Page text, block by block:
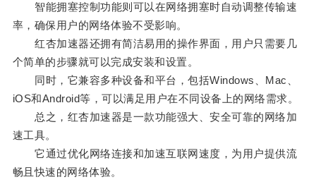
智能拥塞控制功能则可以在网络拥塞时自动调整传输速
率，确保用户的网络体验不受影响。
红杏加速器还拥有简洁易用的操作界面，用户只需要几
个简单的步骤就可以完成安装和设置。
同时，它兼容多种设备和平台，包括Windows、Mac、
iOS和Android等，可以满足用户在不同设备上的网络需求。
总之，红杏加速器是一款功能强大、安全可靠的网络加
速工具。
它通过优化网络连接和加速互联网速度，为用户提供流
畅且快速的网络体验。